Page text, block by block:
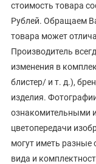
стоимость товара
Рублей. Обращаем
товара может
Производитель
изменения в
блистер/ и т. д.),
изделия.
ознакомительными
цветопередачи
могут иметь разные
вида и